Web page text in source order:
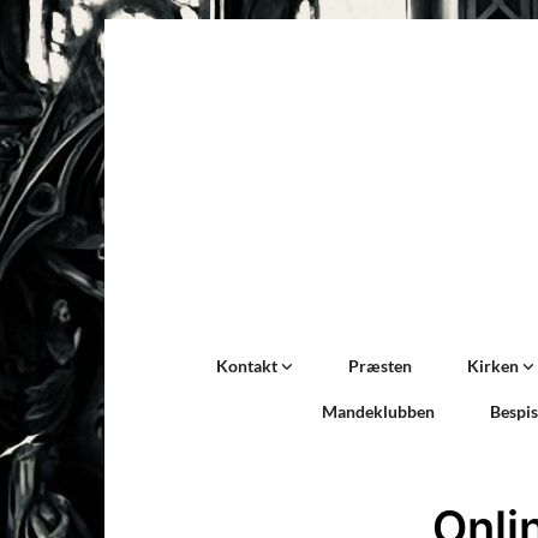
Kontakt Præsten Kirken
Mandeklubben